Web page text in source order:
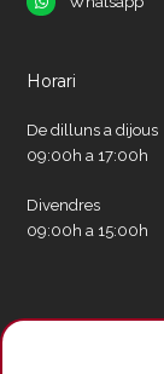
Horari
De dilluns a dijous
09:00h a 17:00h
Divendres
09:00h a 15:00h
Xarxes socials